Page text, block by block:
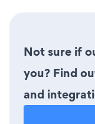
Not sure if
you? Find
and